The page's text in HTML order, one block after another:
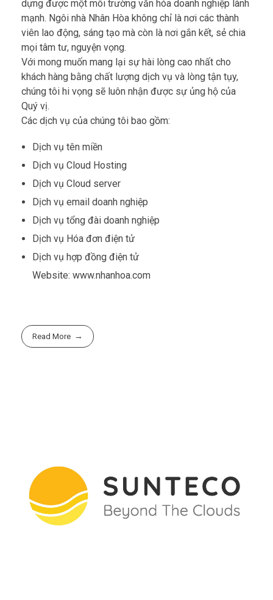
dựng được một môi trường văn hóa doanh nghiệp lành
mạnh. Ngôi nhà Nhân Hòa không chỉ là nơi các thành
viên lao động, sáng tạo mà còn là nơi gắn kết, sẻ chia
mọi tâm tư, nguyện vọng.
Với mong muốn mang lại sự hài lòng cao nhất cho
khách hàng bằng chất lượng dịch vụ và lòng tận tụy,
chúng tôi hi vọng sẽ luôn nhận được sự ủng hộ của
Quý vị.
Các dịch vụ của chúng tôi bao gồm:
Dịch vụ tên miền
Dịch vụ Cloud Hosting
Dịch vụ Cloud server
Dịch vụ email doanh nghiệp
Dịch vụ tổng đài doanh nghiệp
Dịch vụ Hóa đơn điện tử
Dịch vụ hợp đồng điện tử
Website: www.nhanhoa.com